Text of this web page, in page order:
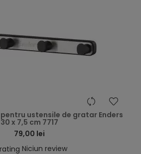
ustensile de gratar Enders
30 x 7,5 cm 7717
79,00 lei
Niciun review